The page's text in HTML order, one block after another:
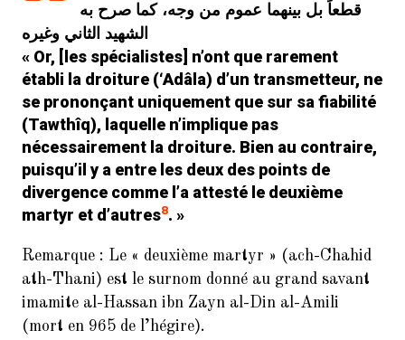
قطعاً بل بينهما عموم من وجه، كما صرح به
الشهيد الثاني وغيره
« Or, [les spécialistes] n’ont que rarement
établi la droiture (‘Adâla) d’un transmetteur, ne
se prononçant uniquement que sur sa fiabilité
(Tawthîq), laquelle n’implique pas
nécessairement la droiture. Bien au contraire,
puisqu’il y a entre les deux des points de
divergence comme l’a attesté le deuxième
martyr et d’autres8. »
Remarque : Le « deuxième martyr » (ach-Chahid
ath-Thani) est le surnom donné au grand savant
imamite al-Hassan ibn Zayn al-Din al-Amili
(mort en 965 de l’hégire).